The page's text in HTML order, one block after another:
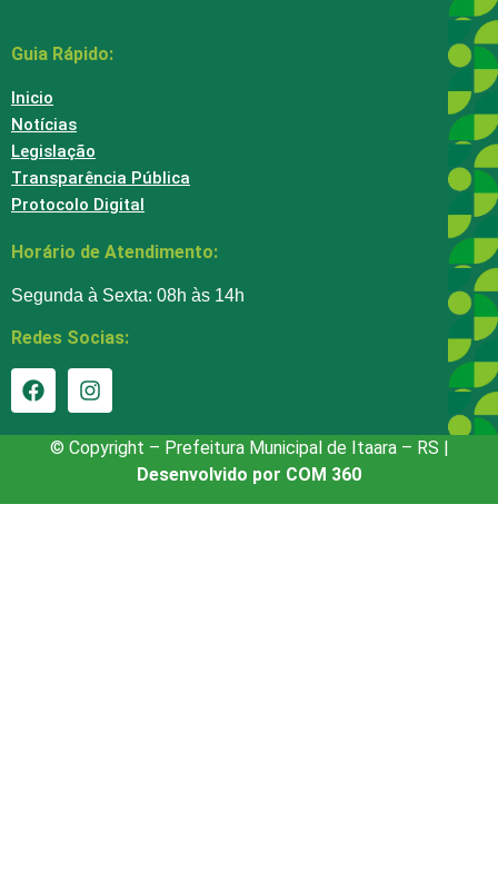
Guia Rápido:
Inicio
Notícias
Legislação
Transparência Pública
Protocolo Digital
Horário de Atendimento:
Segunda à Sexta: 08h às 14h
Redes Socias:
© Copyright – Prefeitura Municipal de Itaara – RS |
Desenvolvido por COM 360